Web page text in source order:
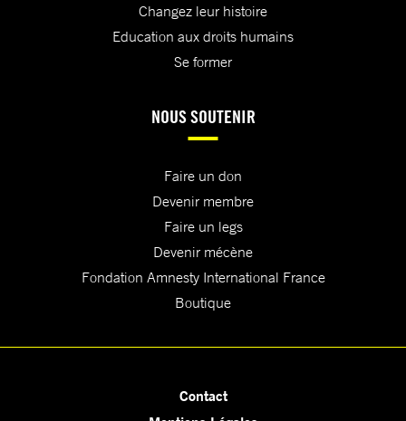
Changez leur histoire
Education aux droits humains
Se former
NOUS SOUTENIR
Faire un don
Devenir membre
Faire un legs
Devenir mécène
Fondation Amnesty International France
Boutique
Contact